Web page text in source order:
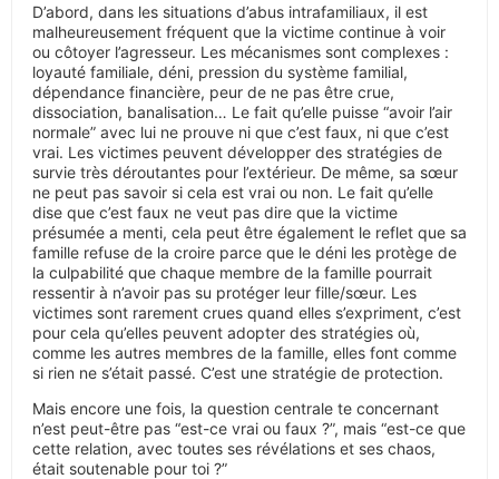
D’abord, dans les situations d’abus intrafamiliaux, il est
malheureusement fréquent que la victime continue à voir
ou côtoyer l’agresseur. Les mécanismes sont complexes :
loyauté familiale, déni, pression du système familial,
dépendance financière, peur de ne pas être crue,
dissociation, banalisation… Le fait qu’elle puisse “avoir l’air
normale” avec lui ne prouve ni que c’est faux, ni que c’est
vrai. Les victimes peuvent développer des stratégies de
survie très déroutantes pour l’extérieur. De même, sa sœur
ne peut pas savoir si cela est vrai ou non. Le fait qu’elle
dise que c’est faux ne veut pas dire que la victime
présumée a menti, cela peut être également le reflet que sa
famille refuse de la croire parce que le déni les protège de
la culpabilité que chaque membre de la famille pourrait
ressentir à n’avoir pas su protéger leur fille/sœur. Les
victimes sont rarement crues quand elles s’expriment, c’est
pour cela qu’elles peuvent adopter des stratégies où,
comme les autres membres de la famille, elles font comme
si rien ne s’était passé. C’est une stratégie de protection.
Mais encore une fois, la question centrale te concernant
n’est peut-être pas “est-ce vrai ou faux ?”, mais “est-ce que
cette relation, avec toutes ses révélations et ses chaos,
était soutenable pour toi ?”